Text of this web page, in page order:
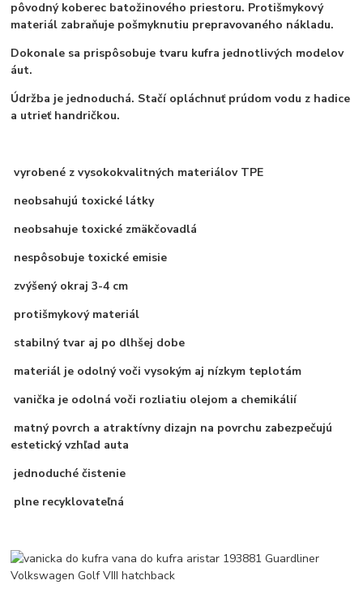
pôvodný koberec batožinového priestoru. Protišmykový
materiál zabraňuje pošmyknutiu prepravovaného nákladu.
Dokonale sa prispôsobuje tvaru kufra jednotlivých modelov
áut.
Údržba je jednoduchá. Stačí opláchnuť prúdom vodu z hadice
a utrieť handričkou.
vyrobené z vysokokvalitných materiálov TPE
neobsahujú toxické látky
neobsahuje toxické zmäkčovadlá
nespôsobuje toxické emisie
zvýšený okraj 3-4 cm
protišmykový materiál
stabilný tvar aj po dlhšej dobe
materiál je odolný voči vysokým aj nízkym teplotám
vanička je odolná voči rozliatiu olejom a chemikálií
matný povrch a atraktívny dizajn na povrchu zabezpečujú
estetický vzhľad auta
jednoduché čistenie
plne recyklovateľná